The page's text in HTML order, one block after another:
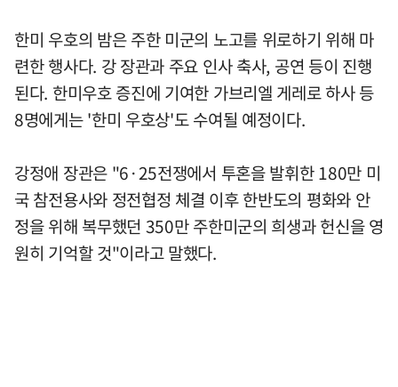
한미 우호의 밤은 주한 미군의 노고를 위로하기 위해 마
련한 행사다. 강 장관과 주요 인사 축사, 공연 등이 진행
된다. 한미우호 증진에 기여한 가브리엘 게레로 하사 등
8명에게는 '한미 우호상'도 수여될 예정이다.
강정애 장관은 "6·25전쟁에서 투혼을 발휘한 180만 미
국 참전용사와 정전협정 체결 이후 한반도의 평화와 안
정을 위해 복무했던 350만 주한미군의 희생과 헌신을 영
원히 기억할 것"이라고 말했다.